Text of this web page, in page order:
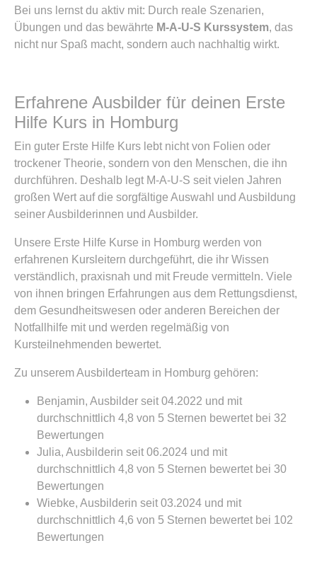
Bei uns lernst du aktiv mit: Durch reale Szenarien,
Übungen und das bewährte M-A-U-S Kurssystem, das
nicht nur Spaß macht, sondern auch nachhaltig wirkt.
Erfahrene Ausbilder für deinen Erste
Hilfe Kurs in Homburg
Ein guter Erste Hilfe Kurs lebt nicht von Folien oder
trockener Theorie, sondern von den Menschen, die ihn
durchführen. Deshalb legt M-A-U-S seit vielen Jahren
großen Wert auf die sorgfältige Auswahl und Ausbildung
seiner Ausbilderinnen und Ausbilder.
Unsere Erste Hilfe Kurse in Homburg werden von
erfahrenen Kursleitern durchgeführt, die ihr Wissen
verständlich, praxisnah und mit Freude vermitteln. Viele
von ihnen bringen Erfahrungen aus dem Rettungsdienst,
dem Gesundheitswesen oder anderen Bereichen der
Notfallhilfe mit und werden regelmäßig von
Kursteilnehmenden bewertet.
Zu unserem Ausbilderteam in Homburg gehören:
Benjamin, Ausbilder seit 04.2022 und mit
durchschnittlich 4,8 von 5 Sternen bewertet bei 32
Bewertungen
Julia, Ausbilderin seit 06.2024 und mit
durchschnittlich 4,8 von 5 Sternen bewertet bei 30
Bewertungen
Wiebke, Ausbilderin seit 03.2024 und mit
durchschnittlich 4,6 von 5 Sternen bewertet bei 102
Bewertungen